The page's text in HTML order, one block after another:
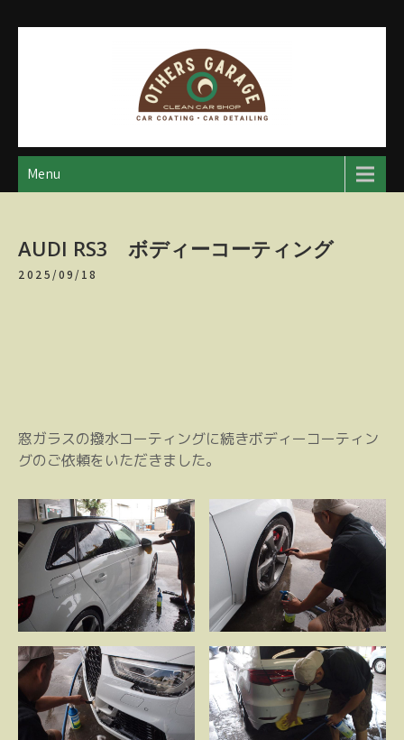
アザースガレージ
【神奈川・厚木・愛川】カーメンテナンス
Menu
AUDI RS3 ボディーコーティング
2025/09/18
窓ガラスの撥水コーティングに続きボディーコーティン
グのご依頼をいただきました。